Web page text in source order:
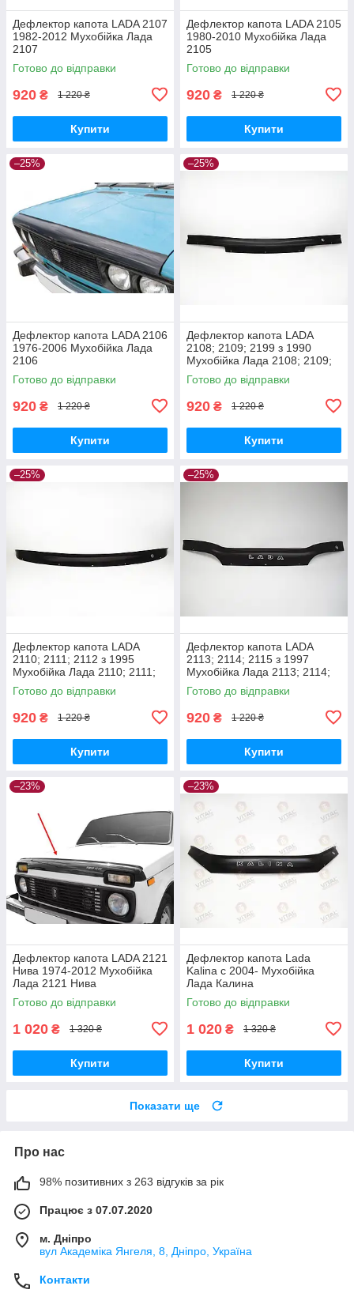
Дефлектор капота LADA 2107
1982-2012 Мухобійка Лада
2107
Готово до відправки
920 ₴ 1 220 ₴
Купити
Дефлектор капота LADA 2105
1980-2010 Мухобійка Лада
2105
Готово до відправки
920 ₴ 1 220 ₴
Купити
–25%
Дефлектор капота LADA 2106
1976-2006 Мухобійка Лада
2106
Готово до відправки
920 ₴ 1 220 ₴
Купити
–25%
Дефлектор капота LADA
2108; 2109; 2199 з 1990
Мухобійка Лада 2108; 2109;
2199
Готово до відправки
920 ₴ 1 220 ₴
Купити
–25%
Дефлектор капота LADA
2110; 2111; 2112 з 1995
Мухобійка Лада 2110; 2111;
2112
Готово до відправки
920 ₴ 1 220 ₴
Купити
–25%
Дефлектор капота LADA
2113; 2114; 2115 з 1997
Мухобійка Лада 2113; 2114;
2115
Готово до відправки
920 ₴ 1 220 ₴
Купити
–23%
Дефлектор капота LADA 2121
Нива 1974-2012 Мухобійка
Лада 2121 Нива
Готово до відправки
1 020 ₴ 1 320 ₴
Купити
–23%
Дефлектор капота Lada
Kalina с 2004- Мухобійка
Лада Калина
Готово до відправки
1 020 ₴ 1 320 ₴
Купити
Показати ще
Про нас
98% позитивних з 263 відгуків за рік
Працює з 07.07.2020
м. Дніпро
вул Академіка Янгеля, 8, Дніпро, Україна
Контакти